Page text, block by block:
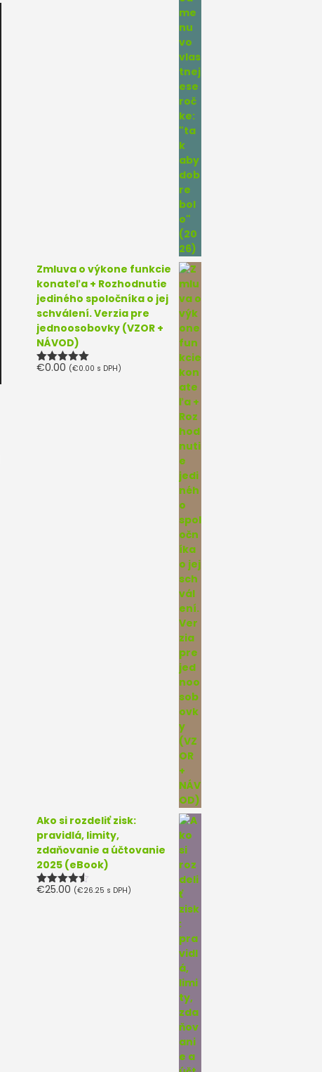
Zmluva o výkone funkcie
konateľa + Rozhodnutie
jediného spoločníka o jej
schválení. Verzia pre
jednoosobovky (VZOR +
NÁVOD)
Hodnotenie
€0.00 (€0.00 s DPH)
Ako si rozdeliť zisk:
pravidlá, limity,
zdaňovanie a účtovanie
2025 (eBook)
Hodnotenie
€25.00 (€26.25 s DPH)